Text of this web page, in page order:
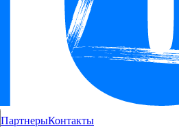
ПартнерыКонтакты